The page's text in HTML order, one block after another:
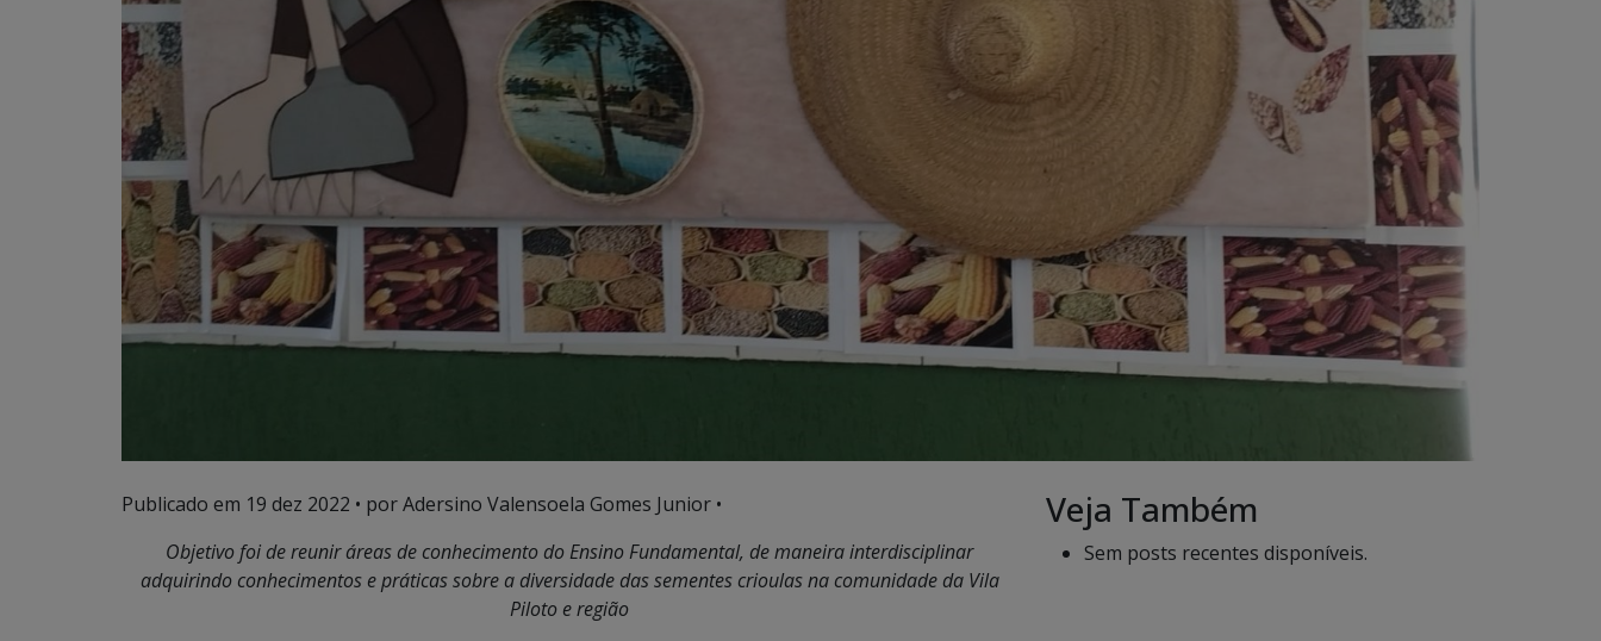
Publicado em 19 dez 2022 • por Adersino Valensoela Gomes Junior •
Objetivo foi de reunir áreas de conhecimento do Ensino Fundamental, de maneira interdisciplinar
adquirindo conhecimentos e práticas sobre a diversidade das sementes crioulas na comunidade da Vila
Piloto e região
Veja Também
Sem posts recentes disponíveis.